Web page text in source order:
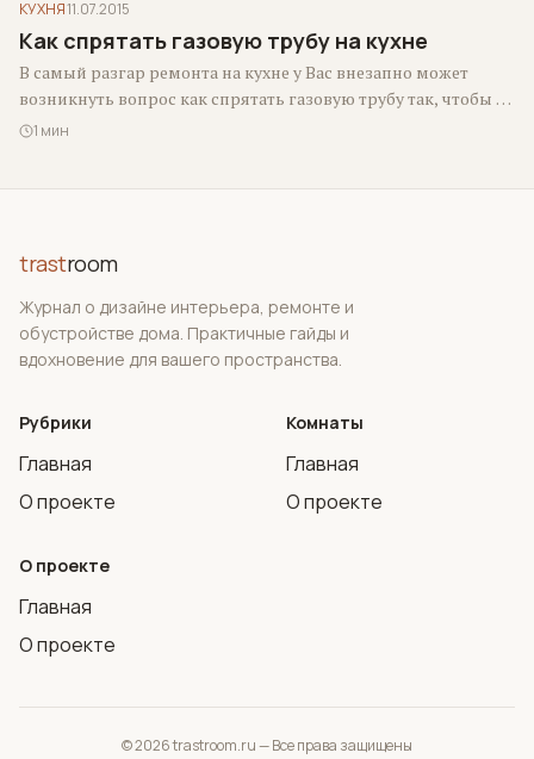
КУХНЯ11.07.2015
Как спрятать газовую трубу на кухне
В самый разгар ремонта на кухне у Вас внезапно может
возникнуть вопрос как спрятать газовую трубу так, чтобы и
не…
1 мин
trastroom
Журнал о дизайне интерьера, ремонте и
обустройстве дома. Практичные гайды и
вдохновение для вашего пространства.
Рубрики
Главная
О проекте
Комнаты
Главная
О проекте
О проекте
Главная
О проекте
© 2026 trastroom.ru — Все права защищены